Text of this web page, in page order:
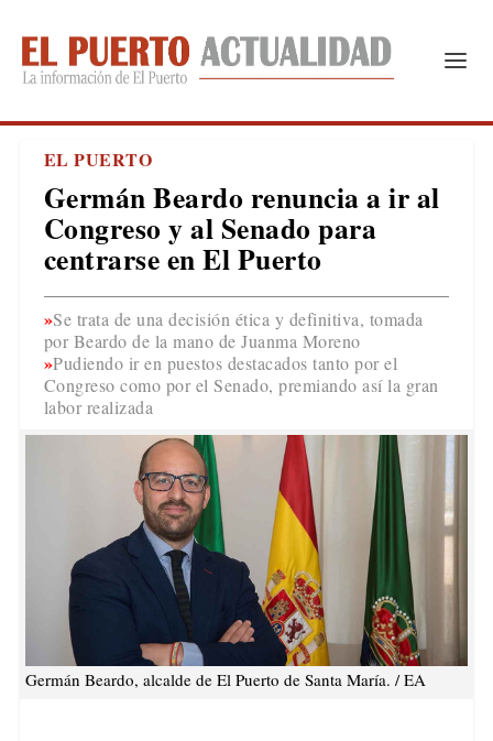
EL PUERTO
Germán Beardo renuncia a ir al
Congreso y al Senado para
centrarse en El Puerto
Se trata de una decisión ética y definitiva, tomada
por Beardo de la mano de Juanma Moreno
Pudiendo ir en puestos destacados tanto por el
Congreso como por el Senado, premiando así la gran
labor realizada
Germán Beardo, alcalde de El Puerto de Santa María. / EA